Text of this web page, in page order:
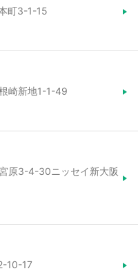
町3-1-15
崎新地1-1-49
原3-4-30ニッセイ新大阪
10-17